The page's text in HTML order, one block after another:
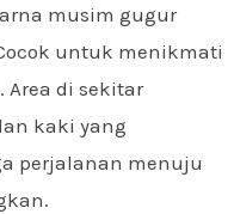
musim gugur
untuk menikmati
di sekitar
kaki yang
perjalanan menuju